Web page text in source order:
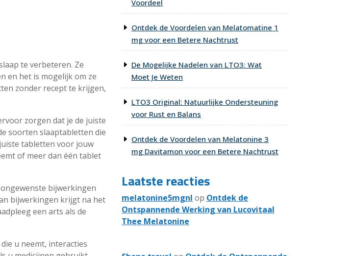
te verbeteren. Ze
en het is mogelijk om ze
zonder recept te krijgen,
zorgen dat je de juiste
soorten slaaptabletten die
tabletten voor jouw
of meer dan één tablet
bijwerkingen
bijwerkingen krijgt na het
een arts als de
u neemt, interacties
Voordeel
Ontdek de Voordelen van Melatomatine 1
mg voor een Betere Nachtrust
De Mogelijke Nadelen van LTO3: Wat
Moet Je Weten
LTO3 Original: Natuurlijke Ondersteuning
voor Rust en Balans
Ontdek de Voordelen van Melatonine 3
mg Davitamon voor een Betere Nachtrust
Laatste reacties
melatonine5mgnl op Ontdek de
Ontspannende Werking van Lucovitaal
Thee Melatonine